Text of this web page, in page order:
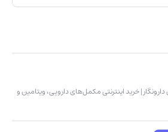
دارونگار | خرید اینترنتی مکمل‌های دارویی، ویتامین و